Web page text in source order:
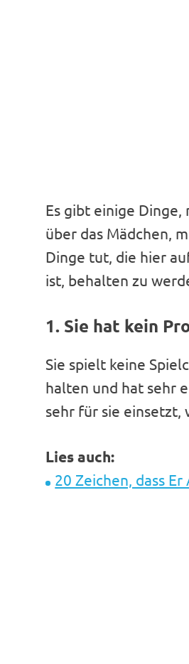
Es gibt einige Dinge,
über das Mädchen,
Dinge tut, die hier
ist, behalten zu
1. Sie hat kein
Sie spielt keine
halten und hat sehr
sehr für sie einsetzt,
Lies auch:
20 Zeichen, dass